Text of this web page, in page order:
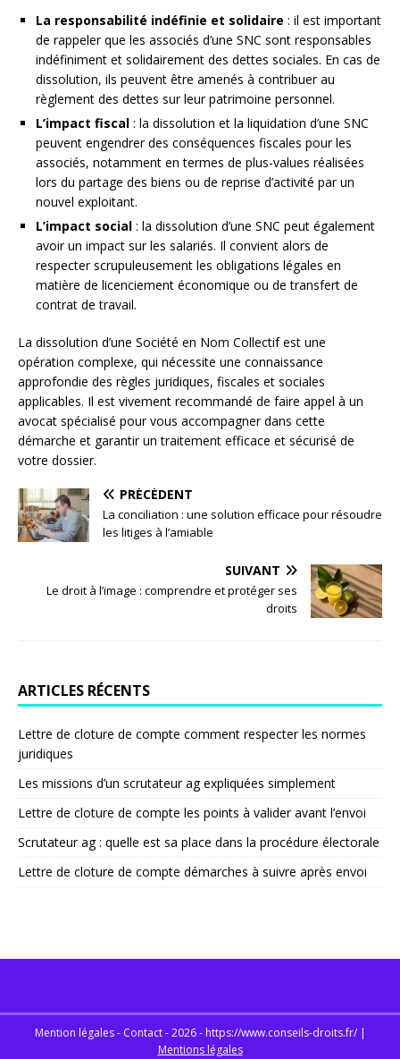
La responsabilité indéfinie et solidaire : il est important
de rappeler que les associés d’une SNC sont responsables
indéfiniment et solidairement des dettes sociales. En cas de
dissolution, ils peuvent être amenés à contribuer au
règlement des dettes sur leur patrimoine personnel.
L’impact fiscal : la dissolution et la liquidation d’une SNC
peuvent engendrer des conséquences fiscales pour les
associés, notamment en termes de plus-values réalisées
lors du partage des biens ou de reprise d’activité par un
nouvel exploitant.
L’impact social : la dissolution d’une SNC peut également
avoir un impact sur les salariés. Il convient alors de
respecter scrupuleusement les obligations légales en
matière de licenciement économique ou de transfert de
contrat de travail.
La dissolution d’une Société en Nom Collectif est une
opération complexe, qui nécessite une connaissance
approfondie des règles juridiques, fiscales et sociales
applicables. Il est vivement recommandé de faire appel à un
avocat spécialisé pour vous accompagner dans cette
démarche et garantir un traitement efficace et sécurisé de
votre dossier.
PRÉCÉDENT
La conciliation : une solution efficace pour résoudre
les litiges à l’amiable
SUIVANT
Le droit à l’image : comprendre et protéger ses
droits
ARTICLES RÉCENTS
Lettre de cloture de compte comment respecter les normes
juridiques
Les missions d’un scrutateur ag expliquées simplement
Lettre de cloture de compte les points à valider avant l’envoi
Scrutateur ag : quelle est sa place dans la procédure électorale
Lettre de cloture de compte démarches à suivre après envoi
Mention légales - Contact - 2026 - https://www.conseils-droits.fr/ |
Mentions légales